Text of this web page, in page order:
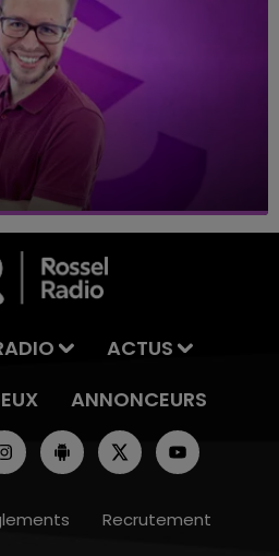
ACTUS
ANNONCEURS
Recrutement